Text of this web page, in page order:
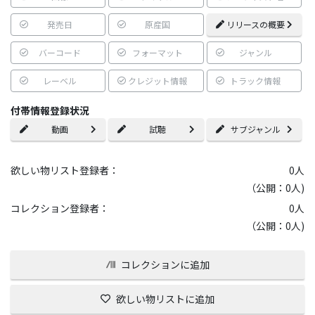
発売日 原産国 リリースの概要
バーコード フォーマット ジャンル
レーベル クレジット情報 トラック情報
付帯情報登録状況
動画 試聴 サブジャンル
欲しい物リスト登録者： 0人
（公開：0人)
コレクション登録者：
0人
（公開：0人)
コレクションに追加
欲しい物リストに追加